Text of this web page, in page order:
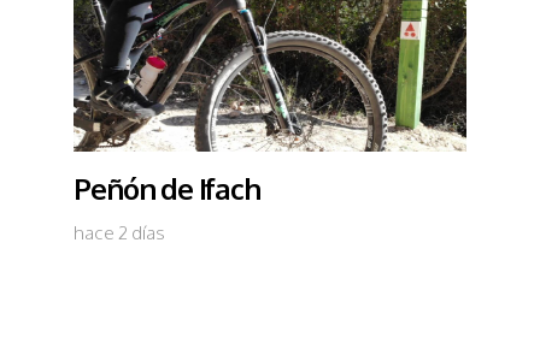
Peñón de Ifach
hace 2 días